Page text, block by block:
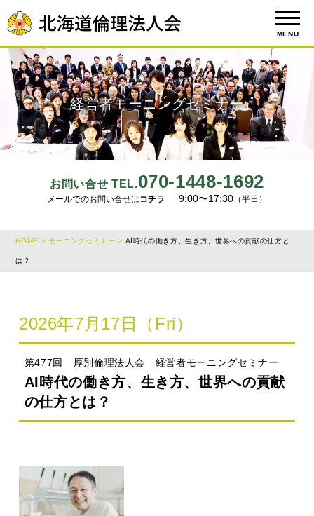
MENU
お問い合せ TEL.070-1448-1692
メールでのお問い合せはコチラ 9:00〜17:30 （平日）
経営者モーニングセミナー
HOME > モーニングセミナー > AI時代の働き方、生き方、世界への貢献の仕方と
は？
2026年7月17日（Fri）
第477回 厚別倫理法人会 経営者モーニングセミナー
AI時代の働き方、生き方、世界への貢献
の仕方とは？